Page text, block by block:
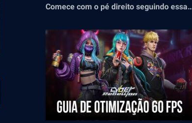
Comece com o pé direito seguindo essas